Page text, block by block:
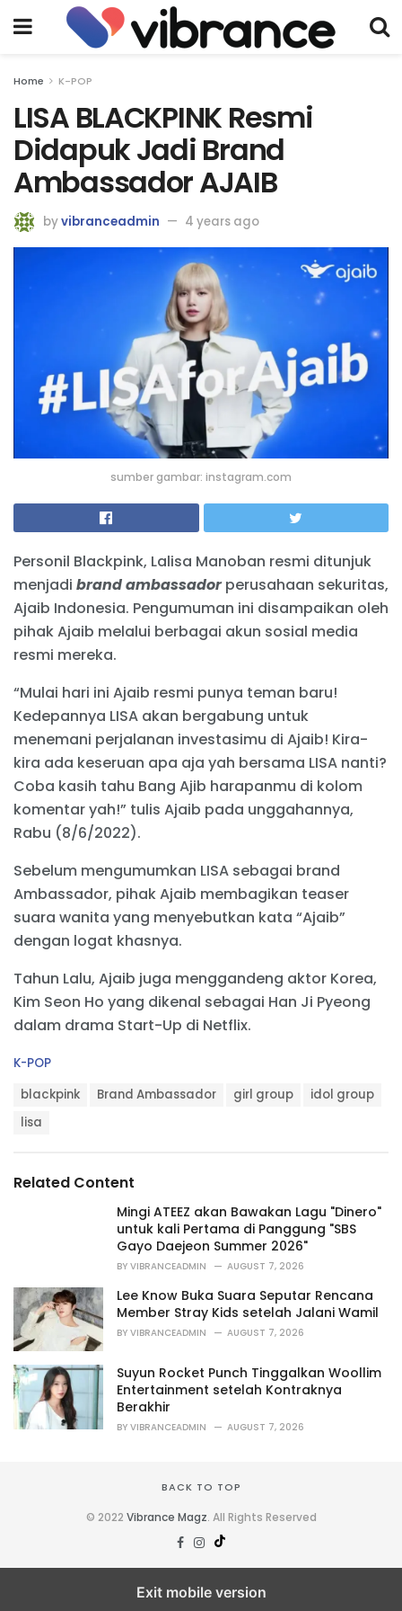
Home K-POP
LISA BLACKPINK Resmi
Didapuk Jadi Brand
Ambassador AJAIB
byvibranceadmin 4 years ago
sumber gambar: instagram.com
Personil Blackpink, Lalisa Manoban resmi ditunjuk
menjadi brand ambassadorperusahaan sekuritas,
Ajaib Indonesia. Pengumuman ini disampaikan oleh
pihak Ajaib melalui berbagai akun sosial media
resmi mereka.
“Mulai hari ini Ajaib resmi punya teman baru!
Kedepannya LISA akan bergabung untuk
menemani perjalanan investasimu di Ajaib! Kira-
kira ada keseruan apa aja yah bersama LISA nanti?
Coba kasih tahu Bang Ajib harapanmu di kolom
komentar yah!” tulis Ajaib pada unggahannya,
Rabu (8/6/2022).
Sebelum mengumumkan LISA sebagai brand
Ambassador, pihak Ajaib membagikan teaser
suara wanita yang menyebutkan kata “Ajaib”
dengan logat khasnya.
Tahun Lalu, Ajaib juga menggandeng aktor Korea,
Kim Seon Ho yang dikenal sebagai Han Ji Pyeong
dalam drama Start-Up di Netflix.
C
i
e
K-POP
blackpink Brand Ambassador girl group
idol group
lisa
Related Content
Mingi ATEEZ akan Bawakan Lagu "Dinero"
untuk kali Pertama di Panggung "SBS
Gayo Daejeon Summer 2026"
BY VIBRANCEADMIN AUGUST 7, 2026
Lee Know Buka Suara Seputar Rencana
Member Stray Kids setelah Jalani Wamil
BY VIBRANCEADMIN AUGUST 7, 2026
Suyun Rocket Punch Tinggalkan Woollim
Entertainment setelah Kontraknya
Berakhir
BY VIBRANCEADMIN AUGUST 7, 2026
BACK TO TOP
© 2022 Vibrance Magz. All Rights Reserved
Exit mobile version